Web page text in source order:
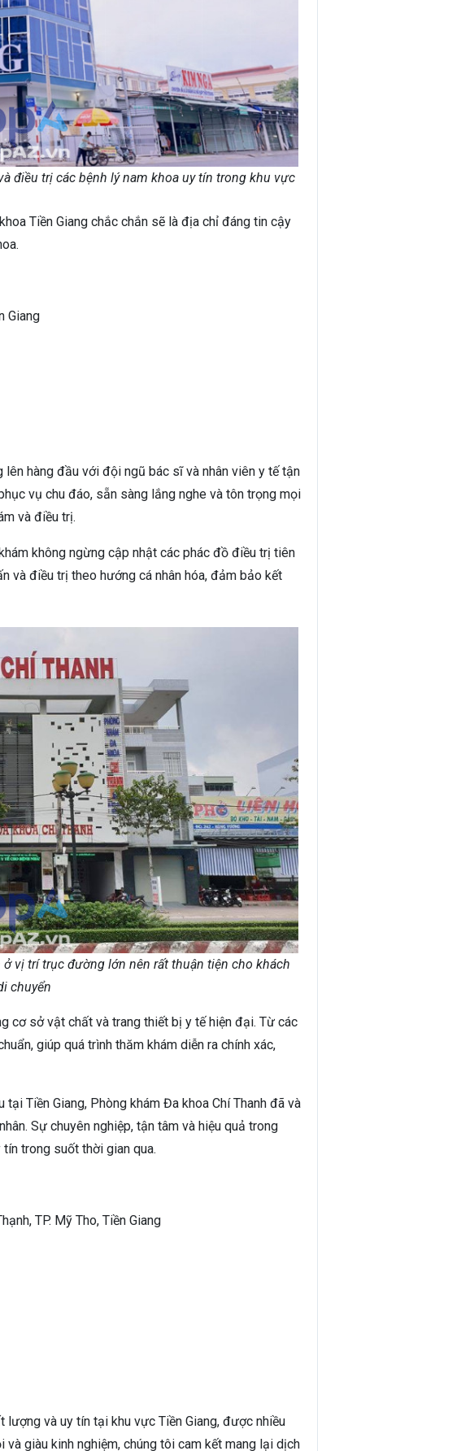
điều trị các bệnh lý nam khoa uy tín trong khu vực
Tiền Giang chắc chắn sẽ là địa chỉ đáng tin cậy
Giang
lên hàng đầu với đội ngũ bác sĩ và nhân viên y tế tận
vụ chu đáo, sẵn sàng lắng nghe và tôn trọng mọi
và điều trị.
không ngừng cập nhật các phác đồ điều trị tiên
và điều trị theo hướng cá nhân hóa, đảm bảo kết
vị trí trục đường lớn nên rất thuận tiện cho khách
chuyển
cơ sở vật chất và trang thiết bị y tế hiện đại. Từ các
giúp quá trình thăm khám diễn ra chính xác,
Tiền Giang, Phòng khám Đa khoa Chí Thanh đã và
Sự chuyên nghiệp, tận tâm và hiệu quả trong
trong suốt thời gian qua.
TP. Mỹ Tho, Tiền Giang
lượng và uy tín tại khu vực Tiền Giang, được nhiều
giàu kinh nghiệm, chúng tôi cam kết mang lại dịch